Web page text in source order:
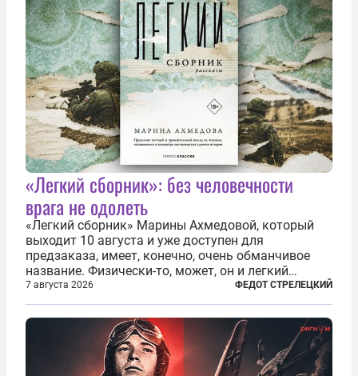
«Легкий сборник»: без человечности
врага не одолеть
«Легкий сборник» Марины Ахмедовой, который
выходит 10 августа и уже доступен для
предзаказа, имеет, конечно, очень обманчивое
название. Физически-то, может, он и легкий
относительно. Но метафизически —
безотносительно тяжелый. Десять рассказов,
каждый из которых напрямую или косвенно (в
основном —...
7 августа 2026 ФЕДОТ СТРЕЛЕЦКИЙ